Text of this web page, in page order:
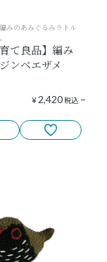
みのあみぐるみラトル
育て良品】編み
ンベエザメ
¥ 2,420税込